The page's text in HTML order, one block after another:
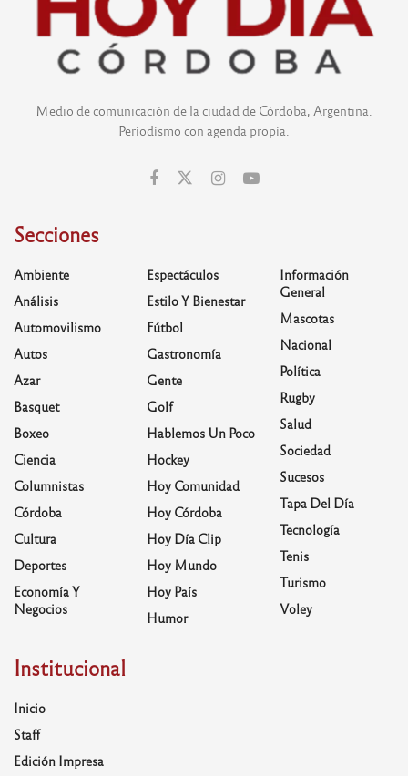
Medio de comunicación de la ciudad de Córdoba, Argentina.
Periodismo con agenda propia.
Secciones
Ambiente
Análisis
Automovilismo
Autos
Azar
Basquet
Boxeo
Ciencia
Columnistas
Córdoba
Cultura
Deportes
Economía Y
Negocios
Espectáculos
Estilo Y Bienestar
Fútbol
Gastronomía
Gente
Golf
Hablemos Un Poco
Hockey
Hoy Comunidad
Hoy Córdoba
Hoy Día Clip
Hoy Mundo
Hoy País
Humor
Información
General
Mascotas
Nacional
Política
Rugby
Salud
Sociedad
Sucesos
Tapa Del Día
Tecnología
Tenis
Turismo
Voley
Institucional
Inicio
Staff
Edición Impresa